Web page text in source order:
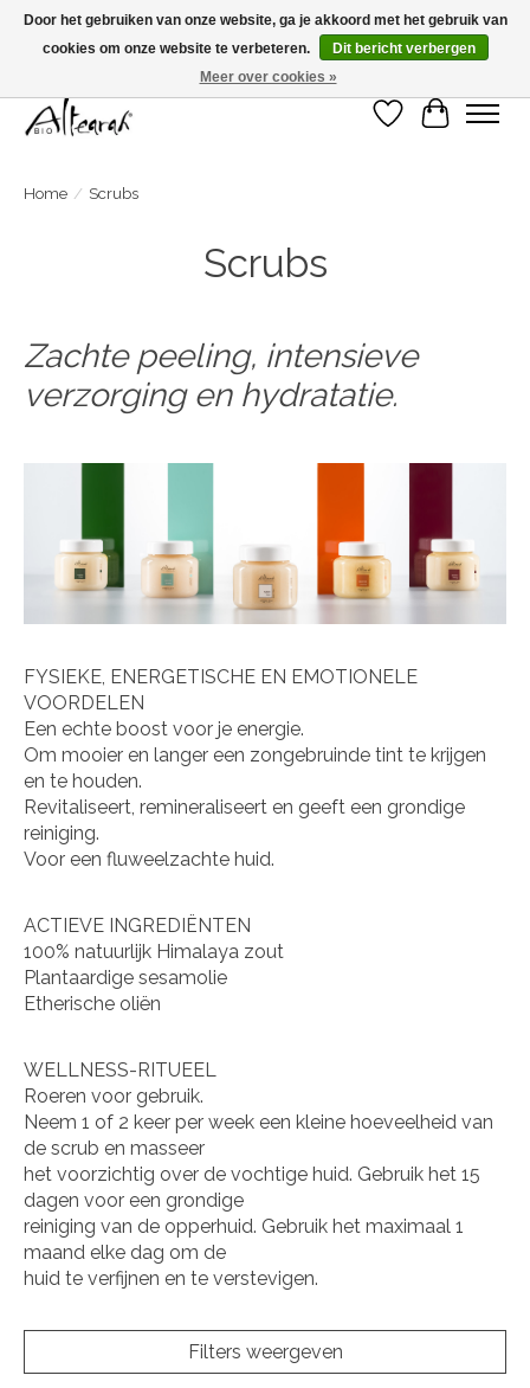
Zomersluiting >>> Bestel je in week 31-32-33, dan wordt je bestelling in week 34
Verlanglijst
Home / Scrubs
Scrubs
Zachte peeling, intensieve
verzorging en hydratatie.
FYSIEKE, ENERGETISCHE EN EMOTIONELE
VOORDELEN
Een echte boost voor je energie.
Om mooier en langer een zongebruinde tint te krijgen
en te houden.
Revitaliseert, remineraliseert en geeft een grondige
reiniging.
Voor een fluweelzachte huid.
ACTIEVE INGREDIËNTEN
100% natuurlijk Himalaya zout
Plantaardige sesamolie
Etherische oliën
WELLNESS-RITUEEL
Roeren voor gebruik.
Neem 1 of 2 keer per week een kleine hoeveelheid van
de scrub en masseer
het voorzichtig over de vochtige huid. Gebruik het 15
dagen voor een grondige
reiniging van de opperhuid. Gebruik het maximaal 1
maand elke dag om de
huid te verfijnen en te verstevigen.
Filters weergeven
Door het gebruiken van onze website, ga je akkoord met het gebruik van
cookies om onze website te verbeteren.
Dit bericht verbergen
Meer over cookies »